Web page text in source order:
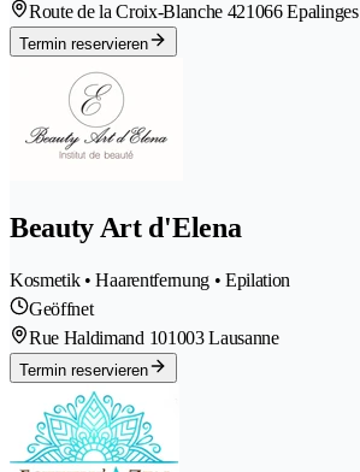
Route de la Croix-Blanche 421066 Epalinges
Termin reservieren
Beauty Art d'Elena
Kosmetik • Haarentfernung • Epilation
Geöffnet
Rue Haldimand 101003 Lausanne
Termin reservieren